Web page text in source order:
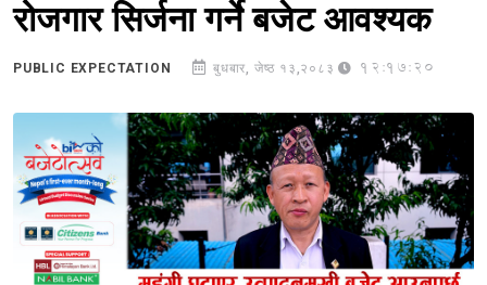
रोजगार सिर्जना गर्ने बजेट आवश्यक
PUBLIC EXPECTATION बुधबार, जेष्ठ १३,२०८३ 12:17:20